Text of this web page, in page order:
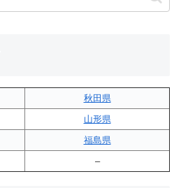
秋田県
山形県
福島県
–